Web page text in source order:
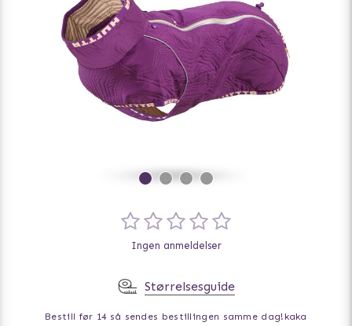
Ingen anmeldelser
Størrelsesguide
Bestill før 14 så sendes bestillingen samme dag! kaka